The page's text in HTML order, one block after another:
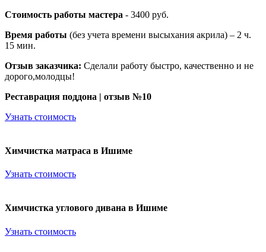
Стоимость работы мастера - 3400 руб.
Время работы (без учета времени высыхания акрила) – 2 ч.
15 мин.
Отзыв заказчика: Сделали работу быстро, качественно и не
дорого,молодцы!
Реставрация поддона | отзыв №10
Узнать стоимость
Химчистка матраса в Ишиме
Узнать стоимость
Химчистка углового дивана в Ишиме
Узнать стоимость